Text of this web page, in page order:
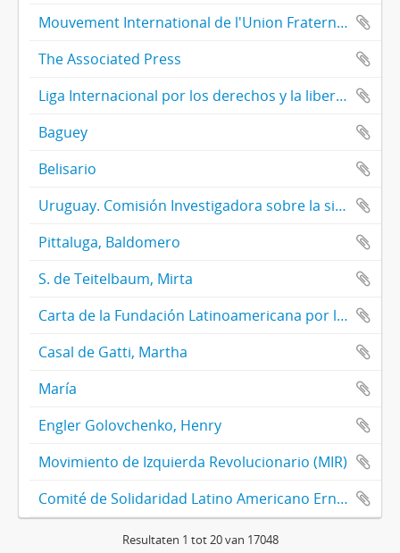
Mouvement International de l'Union Fraternelle entre les Races et les Peuples
The Associated Press
Liga Internacional por los derechos y la liberación de los pueblos (LIDLP)
Baguey
Belisario
Uruguay. Comisión Investigadora sobre la situación de las personas desaparecidas y los hechos que motivaron
Pittaluga, Baldomero
S. de Teitelbaum, Mirta
Carta de la Fundación Latinoamericana por los Derechos Humanos y el Desarrollo Social (FUNDALATIN)
Casal de Gatti, Martha
María
Engler Golovchenko, Henry
Movimiento de Izquierda Revolucionario (MIR)
Comité de Solidaridad Latino Americano Ernesto Che Guevara
Resultaten 1 tot 20 van 17048